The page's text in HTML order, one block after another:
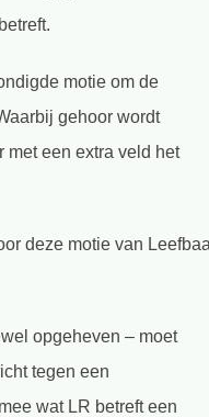
motie om de
gehoor wordt
met een extra veld het
deze motie van
opgeheven – moet
tegen een
wat LR betreft een